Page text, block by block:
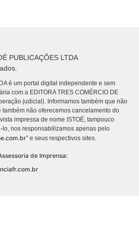
PUBLICAÇÕES LTDA
é um portal digital independente e sem
com a EDITORA TRES COMÉRCIO DE
judicial). Informamos também que não
não oferecemos cancelamento do
impressa de nome ISTOÉ, tampouco
lo, nos responsabilizamos apenas pelo
” e seus respectivos sites.
de Imprensa: